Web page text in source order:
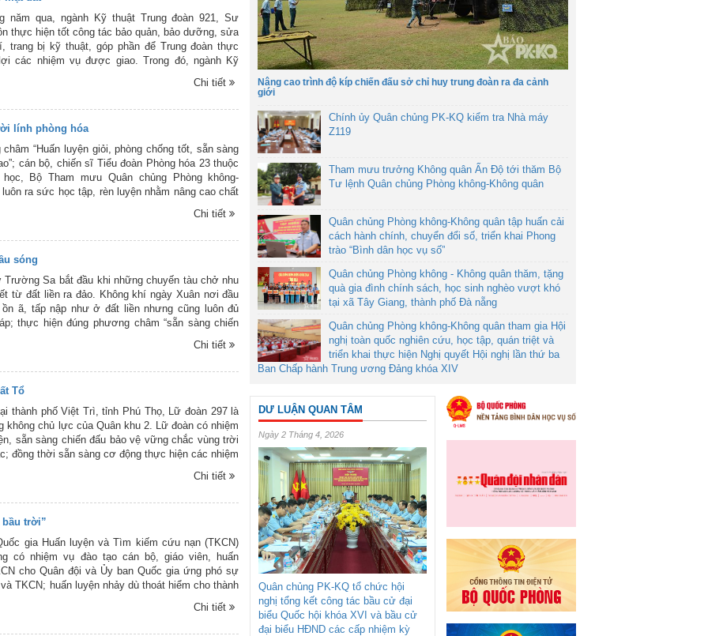
năm qua, ngành Kỹ thuật Trung đoàn 921, Sư
thực hiện tốt công tác bảo quản, bảo dưỡng, sửa
trang bị kỹ thuật, góp phần để Trung đoàn thực
các nhiệm vụ được giao. Trong đó, ngành Kỹ
trước, trong và sau ban bay; nền nếp giảng bình
ứng tốt yêu cầu nhiệm vụ huấn luyện, SSCĐ, bảo
toàn. Trên đây là một số hình ảnh hoạt động của
Trung đoàn 921 bảo đảm kỹ thuật trong ban
viên Báo PK-KQ ghi lại. Trân trọng giới thiệu cùng
Chi tiết
lính phòng hóa
“Huấn luyện giỏi, phòng chống tốt, sẵn sàng
cán bộ, chiến sĩ Tiểu đoàn Phòng hóa 23 thuộc
học, Bộ Tham mưu Quân chủng Phòng không-
luôn ra sức học tập, rèn luyện nhằm nâng cao chất
bảo đảm hóa họccủa Quân chủng, tích cực tham
huấn luyện chuyên ngành hóa học của cán bộ,
đoàn Phòng hóa 23 do phóng viên Báo Phòng
quân ghi lại.
Chi tiết
sóng
Trường Sa bắt đầu khi những chuyến tàu chở nhu
từ đất liền ra đảo. Không khí ngày Xuân nơi đầu
ồn ã, tấp nập như ở đất liền nhưng cũng luôn đủ
thực hiện đúng phương châm “sẵn sàng chiến
kiệm”. Trên đây là một số hình ảnh về không khí
Chi tiết
Tổ
thành phố Việt Trì, tỉnh Phú Thọ, Lữ đoàn 297 là
không chủ lực của Quân khu 2. Lữ đoàn có nhiệm
sẵn sàng chiến đấu bảo vệ vững chắc vùng trời
đồng thời sẵn sàng cơ động thực hiện các nhiệm
với chủ trương đúng, quyết tâm cao và cách làm
giao. Đảng ủy, chỉ huy Lữ đoàn đã thường
lãnh đạo, chỉ đạo xây dựng đơn vị vững mạnh,
nâng cao trình độ, khả năng SSCĐ và chiến đấu,
cầu nhiệm vụ được giao. Trên đây là một số hình
của Lữ đoàn Phòng không 297.
Chi tiết
bầu trời”
gia Huấn luyện và Tìm kiếm cứu nạn (TKCN)
có nhiệm vụ đào tạo cán bộ, giáo viên, huấn
cho Quân đội và Ủy ban Quốc gia ứng phó sự
TKCN; huấn luyện nhảy dù thoát hiểm cho thành
của các quân binh chủng. Hằng năm, cán bộ, giáo
Chi tiết
Nâng cao trình độ kíp chiến đấu sở chỉ huy trung đoàn ra đa cảnh
giới
Chính ủy Quân chủng PK-KQ kiểm tra Nhà máy
Z119
Tham mưu trưởng Không quân Ấn Độ tới thăm Bộ
Tư lệnh Quân chủng Phòng không-Không quân
Quân chủng Phòng không-Không quân tập huấn cải
cách hành chính, chuyển đổi số, triển khai Phong
trào “Bình dân học vụ số”
Quân chủng Phòng không - Không quân thăm, tặng
quà gia đình chính sách, học sinh nghèo vượt khó
tại xã Tây Giang, thành phố Đà nẵng
Quân chủng Phòng không-Không quân tham gia Hội
nghị toàn quốc nghiên cứu, học tập, quán triệt và
triển khai thực hiện Nghị quyết Hội nghị lần thứ ba
Ban Chấp hành Trung ương Đảng khóa XIV
DƯ LUẬN QUAN TÂM
Ngày 2 Tháng 4, 2026
Quân chủng PK-KQ tổ chức hội
nghị tổng kết công tác bầu cử đại
biểu Quốc hội khóa XVI và bầu cử
đại biểu HĐND các cấp nhiệm kỳ